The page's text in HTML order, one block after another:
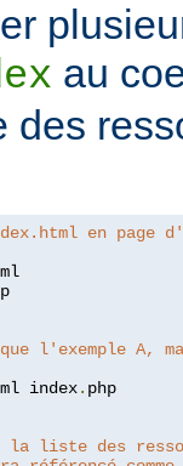
au
des
en page
que l'exemple
index.
la liste des